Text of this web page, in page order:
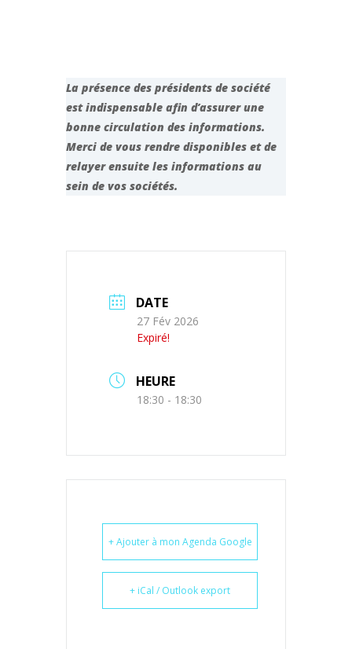
La présence des présidents de société
est indispensable afin d’assurer une
bonne circulation des informations.
Merci de vous rendre disponibles et de
relayer ensuite les informations au
sein de vos sociétés.
DATE
27 Fév 2026
Expiré!
HEURE
18:30 - 18:30
+ Ajouter à mon Agenda Google
+ iCal / Outlook export